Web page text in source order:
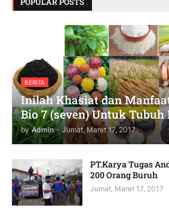
BERITA
Inilah Khasiat dan
Bio 7 (seven) Untuk Tubuh
by Admin - Jumat, Maret 17, 2017
PT.Karya Tugas
200 Orang Buruh
Jumat, Maret 17, 2017